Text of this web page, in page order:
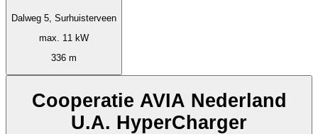
Dalweg 5, Surhuisterveen
max. 11 kW
336 m
Cooperatie AVIA Nederland
U.A. HyperCharger